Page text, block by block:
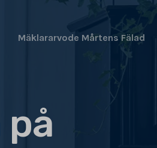
Mäklararvode Mårtens Fälad
på